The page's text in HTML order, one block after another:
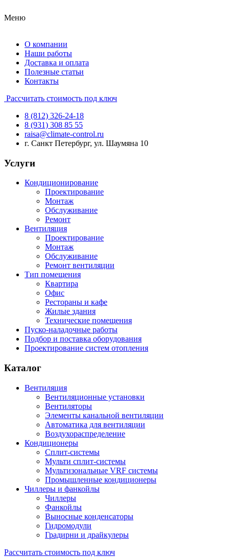
Меню
О компании
Наши работы
Доставка и оплата
Полезные статьи
Контакты
Рассчитать стоимость под ключ
8 (812) 326-24-18
8 (931) 308 85 55
raisa@climate-control.ru
г. Санкт Петербург, ул. Шаумяна 10
Услуги
Кондиционирование
Проектирование
Монтаж
Обслуживание
Ремонт
Вентиляция
Проектирование
Монтаж
Обслуживание
Ремонт вентиляции
Тип помещения
Квартира
Офис
Рестораны и кафе
Жилые здания
Технические помещения
Пуско-наладочные работы
Подбор и поставка оборудования
Проектирование систем отопления
Каталог
Вентиляция
Вентиляционные установки
Вентиляторы
Элементы канальной вентиляции
Автоматика для вентиляции
Воздухораспределение
Кондиционеры
Сплит-системы
Мульти сплит-системы
Мультизональные VRF системы
Промышленные кондиционеры
Чиллеры и фанкойлы
Чиллеры
Фанкойлы
Выносные конденсаторы
Гидромодули
Градирни и драйкулеры
Рассчитать стоимость под ключ